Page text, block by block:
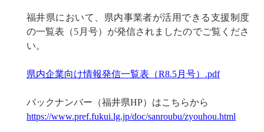
福井県において、県内事業者が活用できる支援制度
の一覧表（5月号）が発信されましたのでご覧くださ
い。
県内企業向け情報発信一覧表（R8.5月号）.pdf
バックナンバー（福井県HP）はこちらから
https://www.pref.fukui.lg.jp/doc/sanroubu/zyouhou.html